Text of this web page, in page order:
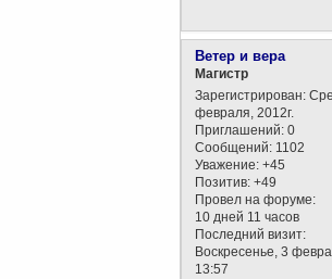
Ветер и вера
Магистр
Зарегистрирован:
февраля, 2012г.
Приглашений: 0
Сообщений: 1102
Уважение: +45
Позитив: +49
Провел на форуме:
10 дней 11 часов
Последний визит:
Воскресенье, 3
13:57